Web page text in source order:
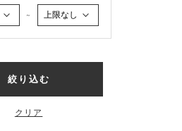
～
絞り込む
クリア